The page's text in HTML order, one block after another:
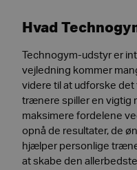
Hvad
Technogym-udstyr er
vejledning kommer
videre til at udforske
trænere spiller en vigtig
maksimere fordelene
opnå de resultater, de
hjælper personlige
at skabe den